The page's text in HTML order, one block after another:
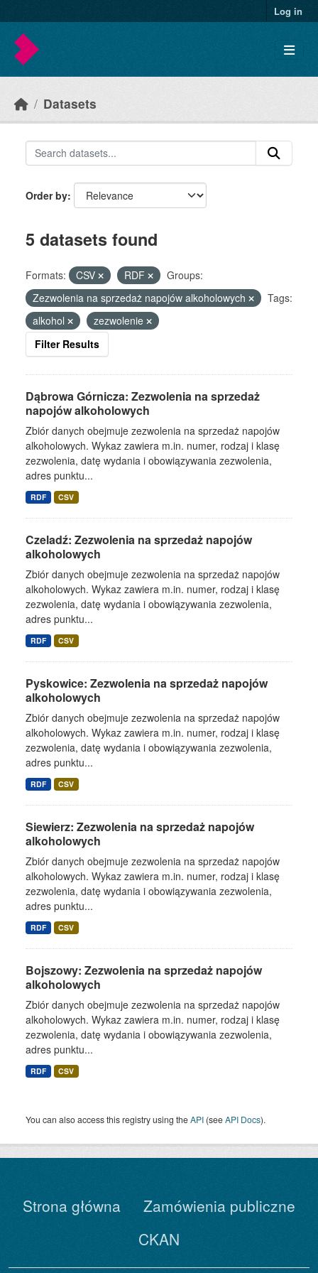
Log in
Datasets
Order by
5 datasets found
Formats: CSV RDF
Groups:
Zezwolenia na sprzedaż napojów alkoholowych
Tags:
alkohol
zezwolenie
Filter Results
Dąbrowa Górnicza: Zezwolenia na sprzedaż
napojów alkoholowych
Zbiór danych obejmuje zezwolenia na sprzedaż napojów
alkoholowych. Wykaz zawiera m.in. numer, rodzaj i klasę
zezwolenia, datę wydania i obowiązywania zezwolenia,
adres punktu...
RDF CSV
Czeladź: Zezwolenia na sprzedaż napojów
alkoholowych
Zbiór danych obejmuje zezwolenia na sprzedaż napojów
alkoholowych. Wykaz zawiera m.in. numer, rodzaj i klasę
zezwolenia, datę wydania i obowiązywania zezwolenia,
adres punktu...
RDF CSV
Pyskowice: Zezwolenia na sprzedaż napojów
alkoholowych
Zbiór danych obejmuje zezwolenia na sprzedaż napojów
alkoholowych. Wykaz zawiera m.in. numer, rodzaj i klasę
zezwolenia, datę wydania i obowiązywania zezwolenia,
adres punktu...
RDF CSV
Siewierz: Zezwolenia na sprzedaż napojów
alkoholowych
Zbiór danych obejmuje zezwolenia na sprzedaż napojów
alkoholowych. Wykaz zawiera m.in. numer, rodzaj i klasę
zezwolenia, datę wydania i obowiązywania zezwolenia,
adres punktu...
RDF CSV
Bojszowy: Zezwolenia na sprzedaż napojów
alkoholowych
Zbiór danych obejmuje zezwolenia na sprzedaż napojów
alkoholowych. Wykaz zawiera m.in. numer, rodzaj i klasę
zezwolenia, datę wydania i obowiązywania zezwolenia,
adres punktu...
RDF CSV
You can also access this registry using theAPI (seeAPI Docs).
Strona główna
Zamówienia publiczne
CKAN